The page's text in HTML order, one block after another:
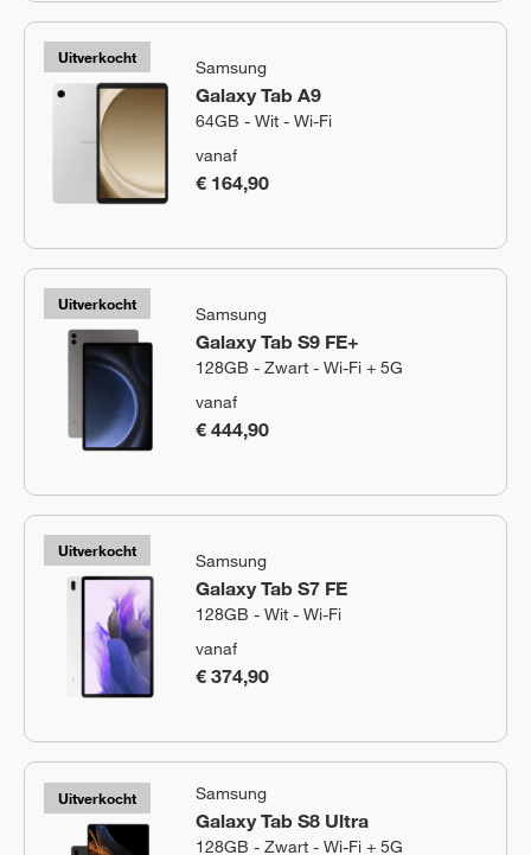
Uitverkocht Samsung
Galaxy Tab A9
64GB - Wit - Wi-Fi
vanaf
€ 164,90
Uitverkocht Samsung
Galaxy Tab S9 FE+
128GB - Zwart - Wi-Fi + 5G
vanaf
€ 444,90
Uitverkocht Samsung
Galaxy Tab S7 FE
128GB - Wit - Wi-Fi
vanaf
€ 374,90
Uitverkocht Samsung
Galaxy Tab S8 Ultra
128GB - Zwart - Wi-Fi + 5G